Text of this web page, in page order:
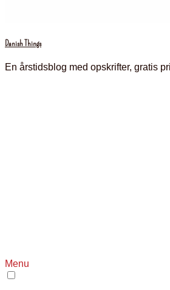
Danish Things
En årstidsblog med opskrifter, gratis
Menu